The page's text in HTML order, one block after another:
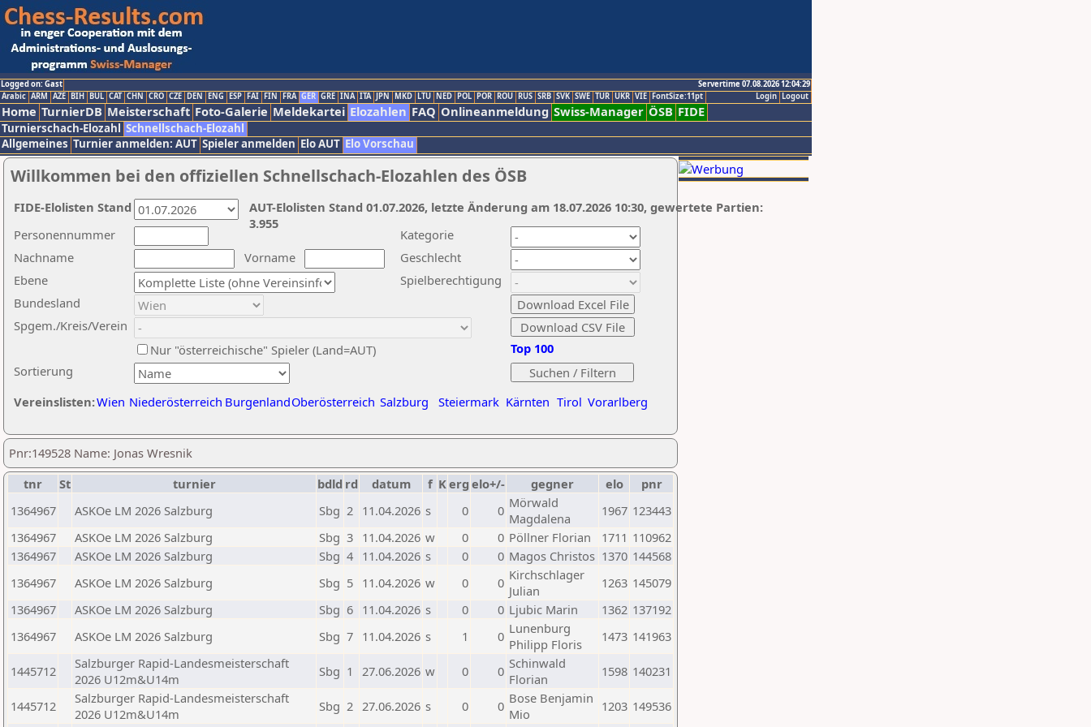
Logged on: Gast
Servertime 07.08.2026 12:04:29
Logout
Login
Arabic ARM AZE BIH BUL CAT CHN CRO CZE DEN ENG ESP FAI FIN FRA GER GRE INA ITA JPN MKD LTU NED POL POR ROU RUS SRB SVK SWE TUR UKR VIE FontSize:11pt
Home TurnierDB Meisterschaft Foto-Galerie Meldekartei Elozahlen FAQ Onlineanmeldung Swiss-Manager ÖSB FIDE
Turnierschach-Elozahl Schnellschach-Elozahl
Allgemeines Turnier anmelden: AUT Spieler anmelden Elo AUT Elo Vorschau
Willkommen bei den offiziellen Schnellschach-Elozahlen des ÖSB
Nachname
Vorname
Ebene
Kategorie
Sortierung
Personennummer
Bundesland
Spgem./Kreis/Verein
Geschlecht
Nur "österreichische" Spieler (Land=AUT)
Spielberechtigung
Vereinslisten:Wien Niederösterreich BurgenlandOberösterreich Salzburg Steiermark Kärnten Tirol Vorarlberg
Top 100
AUT-Elolisten Stand 01.07.2026, letzte Änderung am 18.07.2026 10:30, gewertete Partien:
3.955
FIDE-Elolisten Stand
Pnr:149528 Name: Jonas Wresnik
tnr
St turnier bdld rd datum f Kerg elo+/- gegner elo
pnr
1364967
ASKOe LM 2026 Salzburg Sbg 2 11.04.2026 s 0 0 Mörwald
Magdalena
1967 123443
1364967
ASKOe LM 2026 Salzburg Sbg 3 11.04.2026 w 0 0 Pöllner Florian 1711 110962
1364967
ASKOe LM 2026 Salzburg Sbg 4 11.04.2026 s 0 0 Magos Christos 1370 144568
1364967
ASKOe LM 2026 Salzburg Sbg 5 11.04.2026 w 0 0 Kirchschlager
Julian
1263 145079
1364967
ASKOe LM 2026 Salzburg Sbg 6 11.04.2026 s 0 0 Ljubic Marin 1362 137192
1364967
ASKOe LM 2026 Salzburg Sbg 7 11.04.2026 s 1 0 Lunenburg
Philipp Floris
1473 141963
1445712
Salzburger Rapid-Landesmeisterschaft
2026 U12m&U14m
Sbg 1 27.06.2026 w 0 0 Schinwald
Florian
1598 140231
1445712
Salzburger Rapid-Landesmeisterschaft
2026 U12m&U14m
Sbg 2 27.06.2026 s 0 0 Bose Benjamin
Mio
1203 149536